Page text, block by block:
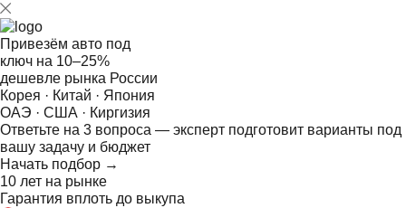
Привезём авто под
ключ на 10–25%
дешевле рынка России
Корея · Китай · Япония
ОАЭ · США · Киргизия
Ответьте на 3 вопроса — эксперт подготовит варианты под
вашу задачу и бюджет
Начать подбор →
10 лет на рынке
Гарантия вплоть до выкупа